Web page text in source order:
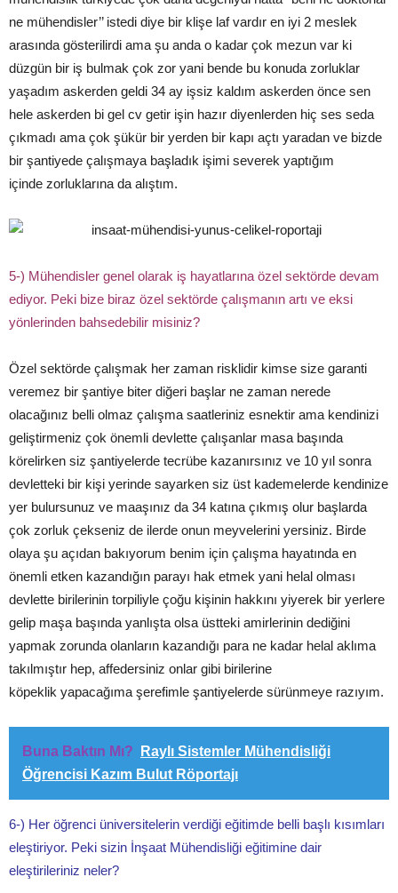
ne mühendisler’’ istedi diye bir klişe laf vardır en iyi 2 meslek
arasında gösterilirdi ama şu anda o kadar çok mezun var ki
düzgün bir iş bulmak çok zor yani bende bu konuda zorluklar
yaşadım askerden geldi 3­4 ay işsiz kaldım askerden önce sen
hele askerden bi gel cv getir işin hazır diyenlerden hiç ses seda
çıkmadı ama çok şükür bir yerden bir kapı açtı yaradan ve bizde
bir şantiyede çalışmaya başladık işimi severek yaptığım
içinde zorluklarına da alıştım.
5­-) Mühendisler genel olarak iş hayatlarına özel sektörde devam
ediyor. Peki bize biraz özel sektörde çalışmanın artı ve eksi
yönlerinden bahsedebilir misiniz?
Özel sektörde çalışmak her zaman risklidir kimse size garanti
veremez bir şantiye biter diğeri başlar ne zaman nerede
olacağınız belli olmaz çalışma saatleriniz esnektir ama kendinizi
geliştirmeniz çok önemli devlette çalışanlar masa başında
körelirken siz şantiyelerde tecrübe kazanırsınız ve 10 yıl sonra
devletteki bir kişi yerinde sayarken siz üst kademelerde kendinize
yer bulursunuz ve maaşınız da 3­4 katına çıkmış olur başlarda
çok zorluk çekseniz de ilerde onun meyvelerini yersiniz. Birde
olaya şu açıdan bakıyorum benim için çalışma hayatında en
önemli etken kazandığın parayı hak etmek yani helal olması
devlette birilerinin torpiliyle çoğu kişinin hakkını yiyerek bir yerlere
gelip maşa başında yanlışta olsa üstteki amirlerinin dediğini
yapmak zorunda olanların kazandığı para ne kadar helal aklıma
takılmıştır hep, affedersiniz onlar gibi birilerine
köpeklik yapacağıma şerefimle şantiyelerde sürünmeye razıyım.
Buna Baktın Mı?
Raylı Sistemler Mühendisliği
Öğrencisi Kazım Bulut Röportajı
6-­) Her öğrenci üniversitelerin verdiği eğitimde belli başlı kısımları
eleştiriyor. Peki sizin İnşaat Mühendisliği eğitimine dair
eleştirileriniz neler?